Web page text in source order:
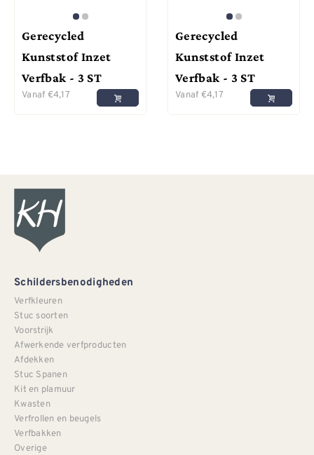
Gerecycled
Kunststof Inzet
Verfbak - 3 ST
Vanaf €4,17
Gerecycled
Kunststof Inzet
Verfbak - 3 ST
Vanaf €4,17
Schildersbenodigheden
Verfkleuren
Stuc soorten
Voorstrijk
Afwerkende verfproducten
Afdekken
Stuc Spanen
Kit en plamuur
Kwasten
Verfrollen en beugels
Verfbakken
Overige